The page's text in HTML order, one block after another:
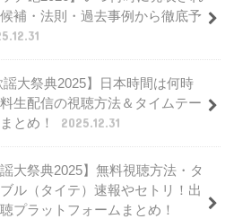
補・法則・過去事例から徹底予
謡大祭典2025】日本時間は何時
生配信の視聴方法＆タイムテー
とめ！
2025.12.31
謡大祭典2025】無料視聴方法・タ
ル（タイテ）速報やセトリ！出
プラットフォームまとめ！